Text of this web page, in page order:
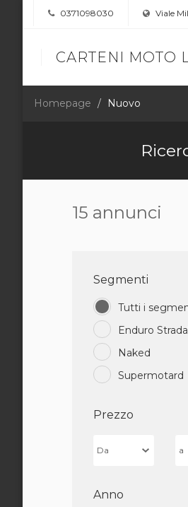
0371098030 Viale
CARTENI MOTO
Homepage Nuovo
15 annunci
Segmenti
Tutti i
Enduro
Naked
Supermotard
Prezzo
Anno